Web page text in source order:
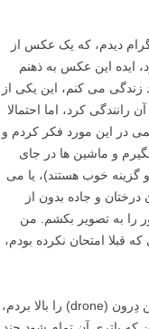
دهم؟ چطور می توانم
پاسخ ساده است؛ من در
ترکیب بندی، ظاهر، رنگ،
می گیرم. اخیرا من با
از بالا، اینها چیزهای
– جاده مارپیچ و رد
ایده این عکس به ذهنم